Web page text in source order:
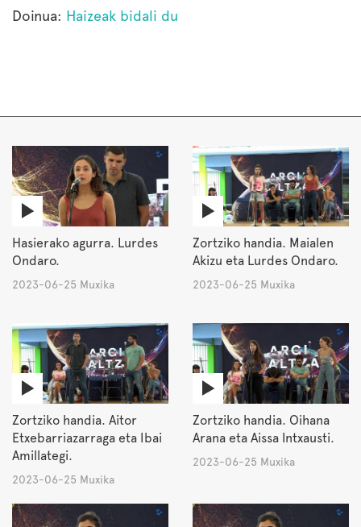
Doinua: Haizeak bidali du
Hasierako agurra. Lurdes
Ondaro.
2023-06-25 Muxika
Zortziko handia. Maialen
Akizu eta Lurdes Ondaro.
2023-06-25 Muxika
Zortziko handia. Aitor
Etxebarriazarraga eta Ibai
Amillategi.
2023-06-25 Muxika
Zortziko handia. Oihana
Arana eta Aissa Intxausti.
2023-06-25 Muxika